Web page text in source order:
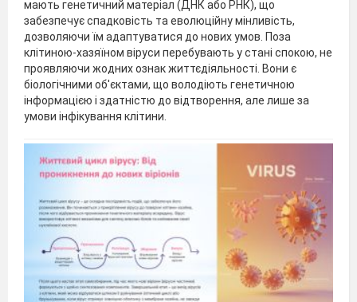
мають генетичний матеріал (ДНК або РНК), що
забезпечує спадковість та еволюційну мінливість,
дозволяючи їм адаптуватися до нових умов. Поза
клітиною-хазяїном віруси перебувають у стані спокою, не
проявляючи жодних ознак життєдіяльності. Вони є
біологічними об'єктами, що володіють генетичною
інформацією і здатністю до відтворення, але лише за
умови інфікування клітини.